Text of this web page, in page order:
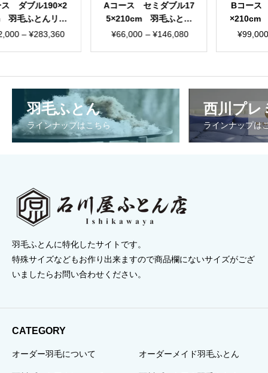
ブル190×2
ふとんリフ
国産生地
– ¥283,360
価
¥132,000
¥283,360
Aコース セミダブル17
5×210cm 羽毛ふとん
リフォーム 国産生地
66,000 – ¥ 146,080
価
¥66,000
¥146,080
Bコース ク
×210cm 羽
フォーム
99,000 – ¥
価
羽毛ふとん
ラインナップはこちら
西川プレ
ラインナップは
羽毛ふとんに特化したサイトです。
特殊サイズなどもお作り出来ますので商品欄にないサイズがござ
いましたらお問い合わせください。
CATEGORY
オーダー羽毛について オーダーメイド羽毛ふとん